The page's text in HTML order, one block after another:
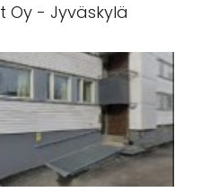
Oy - Jyväskylä